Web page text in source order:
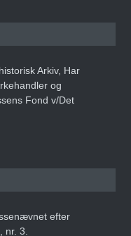
Arkiv, Har
og
Fond v/Det
efter
nr. 3.